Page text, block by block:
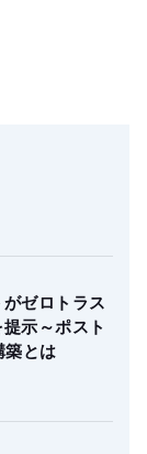
ゼロトラス
示～ポスト
築とは